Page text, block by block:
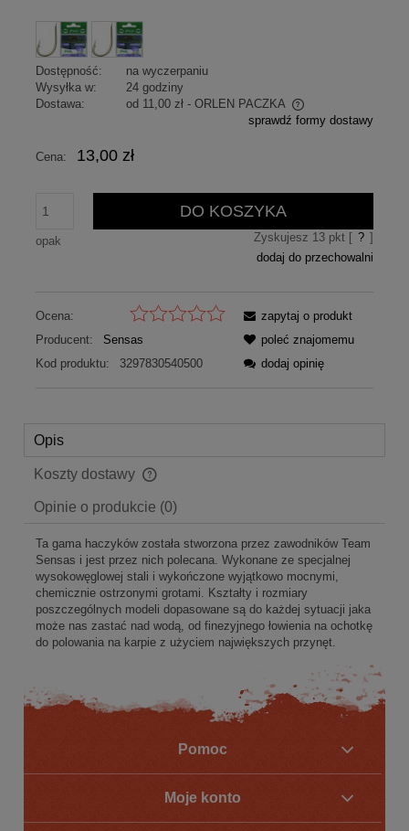
Dostępność:
na wyczerpaniu
Wysyłka w:
24 godziny
Dostawa:
od 11,00 zł - ORLEN PACZKA
Cena nie zawiera ewentualnych kosztów płatności
sprawdź formy dostawy
Cena: 13,00 zł
opak
DO KOSZYKA
Zyskujesz 13pkt [ ? ]
dodaj do przechowalni
Ocena:
Producent:
Sensas
Kod produktu:
3297830540500
zapytaj o produkt
poleć znajomemu
dodaj opinię
Opis
Koszty dostawy
Cena nie zawiera ewentualnych kosztów płatności
Opinie o produkcie (0)
Ta gama haczyków została stworzona przez zawodników Team
Sensas i jest przez nich polecana. Wykonane ze specjalnej
wysokowęglowej stali i wykończone wyjątkowo mocnymi,
chemicznie ostrzonymi grotami. Kształty i rozmiary
poszczególnych modeli dopasowane są do każdej sytuacji jaka
może nas zastać nad wodą, od finezyjnego łowienia na ochotkę
do polowania na karpie z użyciem największych przynęt.
Pomoc
Moje konto